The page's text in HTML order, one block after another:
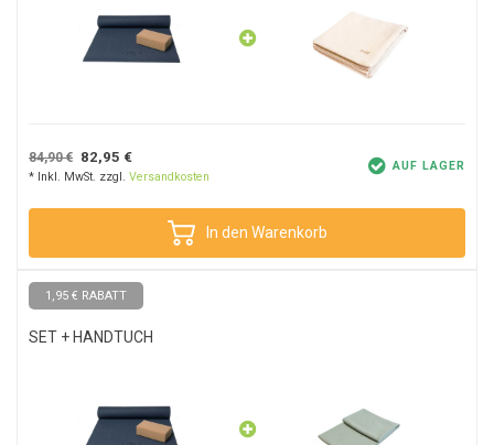
84,90 € 82,95 €
* Inkl. MwSt. zzgl. Versandkosten
AUF LAGER
In den Warenkorb
1,95 € RABATT
SET + HANDTUCH